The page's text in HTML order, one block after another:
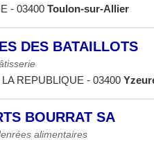
- 03400 Toulon-sur-Allier
DES BATAILLOTS
REPUBLIQUE - 03400
BOURRAT SA
alimentaires